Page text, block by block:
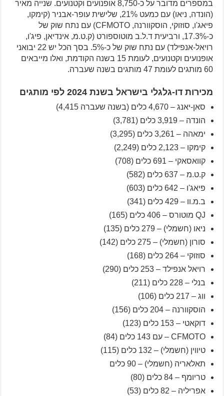
במספרים מדובר על כ-8,750 אופנועים וקטנועים. שנייה מאיר
(הונדה, ניאו) עם כמעט 21%, שלישית עופר-אבניר (קימקו,
פיאג'ו, סוזוקי, הוסקוורנה, CFMOTO) עם נתח שוק של
כ-17.3%, ורביעית ד.ל.ב מוטוספורט (ק.ט.מ, אינדיאן, פיג'ו,
רויאל-אנפילד) עם נתח שוק של כ-5%. בסך הכל יש 22 יבואני
אופנועים וקטנועים, לעומת 15 בשנה הקודמת, ואלו מייבאים
60 מותגים לעומת 47 מותגים בשנה שעברה.
מכירות דו-גלגלי בישראל בשנת 2024 לפי מותגים
סאן-יאנג – 4,670 כלים (בשנה שעברה 4,415)
הונדה – 3,919 כלים (3,781)
ימאהה – 3,261 כלים (3,295)
קימקו – 2,123 כלים (2,249)
קוואסאקי – 691 כלים (708)
ק.ט.מ – 637 כלים (582)
פיאג'ו – 642 כלים (603)
ב.מ.וו – 429 כלים (341)
QJ מוטורס – 406 כלים (165)
ניאו (חשמלי) – 279 כלים (135)
סורון (חשמלי) – 275 כלים (142)
סוזוקי – 264 כלים (168)
רויאל אנפילד – 253 כלים (290)
בנלי – 228 כלים (211)
ווג – 217 כלים (106)
הוסקוורנה – 204 כלים (156)
דוקאטי – 153 כלים (123)
CFMOTO – עם 143 כלים (84)
טיווין (חשמלי) – 132 כלים (115)
תאלאריה (חשמלי) – 90 כלים
טריומף – 84 כלים (80)
אפריליה – 82 כלים (53)